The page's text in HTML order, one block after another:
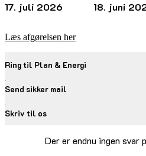
17. juli 2026 18. juni
Læs afgørelsen her
Ring til Plan & Energi
Send sikker mail
Skriv til os
Der er endnu ingen svar